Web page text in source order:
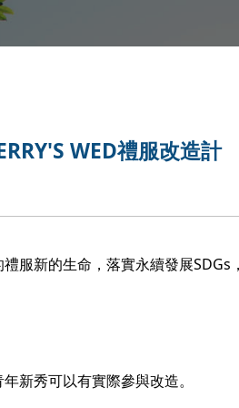
WED禮服改造計
服新的生命，落實永續發展SDGs
新秀可以有實際參與改造。